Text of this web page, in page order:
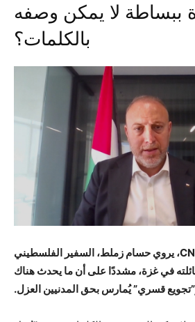
ببساطة لا يمكن وصفه
بالكلمات؟
في مقابلة مع شبكة CNN، يروي حسام زملط، السفير الفلسطيني
عائلته في غزة، مشددًا على أن ما يحدث هناك
قسري” يُمارس بحق المدنيين العزل.